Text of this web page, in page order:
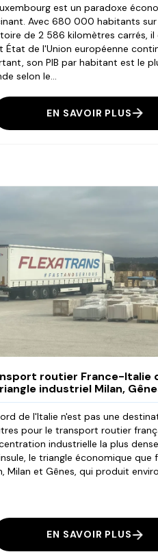
est un paradoxe
Avec 680 000 habitants sur
de 2 586 kilomètres carrés, il
État de l'Union européenne
son PIB par habitant est le
selon le...
EN SAVOIR PLUS
routier France-Italie
industriel Milan,
de l'Italie n'est pas une
pour le transport routier
industrielle la plus
le triangle économique que
Milan et Gênes, qui produit
EN SAVOIR PLUS